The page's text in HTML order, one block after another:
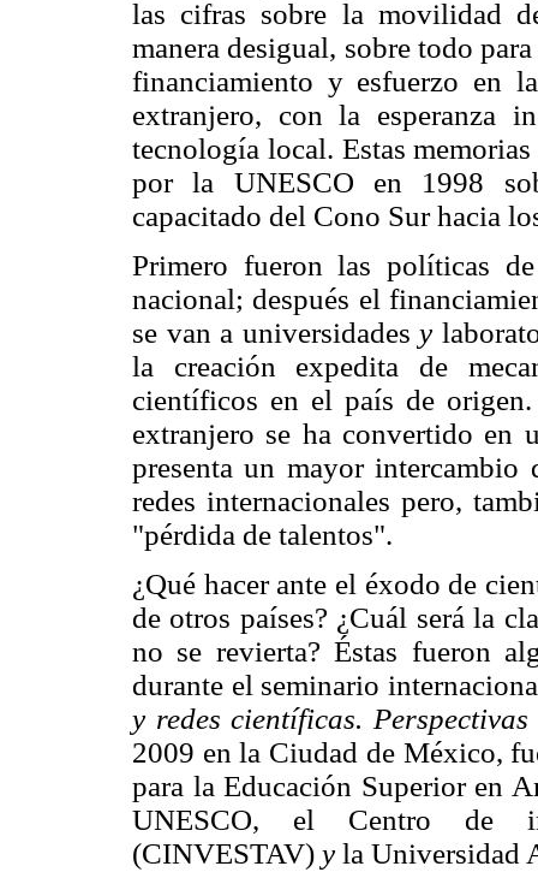
las cifras sobre la movilidad
manera desigual, sobre todo
financiamiento y esfuerzo en
extranjero, con la esperanza
tecnología local. Estas
por la UNESCO en 1998
capacitado del Cono Sur hacia
Primero fueron las políticas
nacional; después el
se van a universidadesy
la creación expedita de
científicos en el país de
extranjero se ha convertido en
presenta un mayor
redes internacionales pero,
"pérdida de talentos".
¿Qué hacer ante el éxodo de
de otros países? ¿Cuál será la
no se revierta? Éstas fueron
durante el seminario
y redes científicas.
2009 en la Ciudad de México,
para la Educación Superior en
UNESCO, el Centro de
(CINVESTAV) y la Universidad